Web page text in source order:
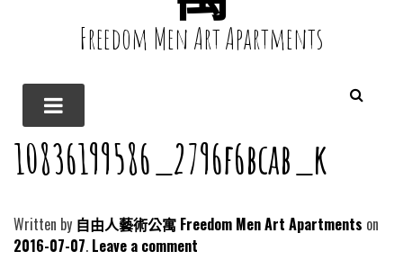
Freedom Men Art Apartments
10836199586_2796f6bcab_k
Written by 自由人藝術公寓 Freedom Men Art Apartments
2016-07-07 Leave a comment